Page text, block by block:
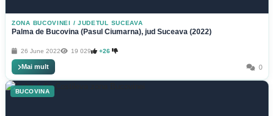
ZONA BUCOVINEI / JUDETUL SUCEAVA
Palma de Bucovina (Pasul Ciumarna), jud Suceava (2022)
26 June 2022 19 029 +26
Mai mult 0
BUCOVINA